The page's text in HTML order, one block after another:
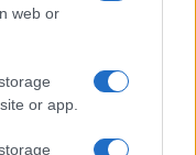
web or
or app.